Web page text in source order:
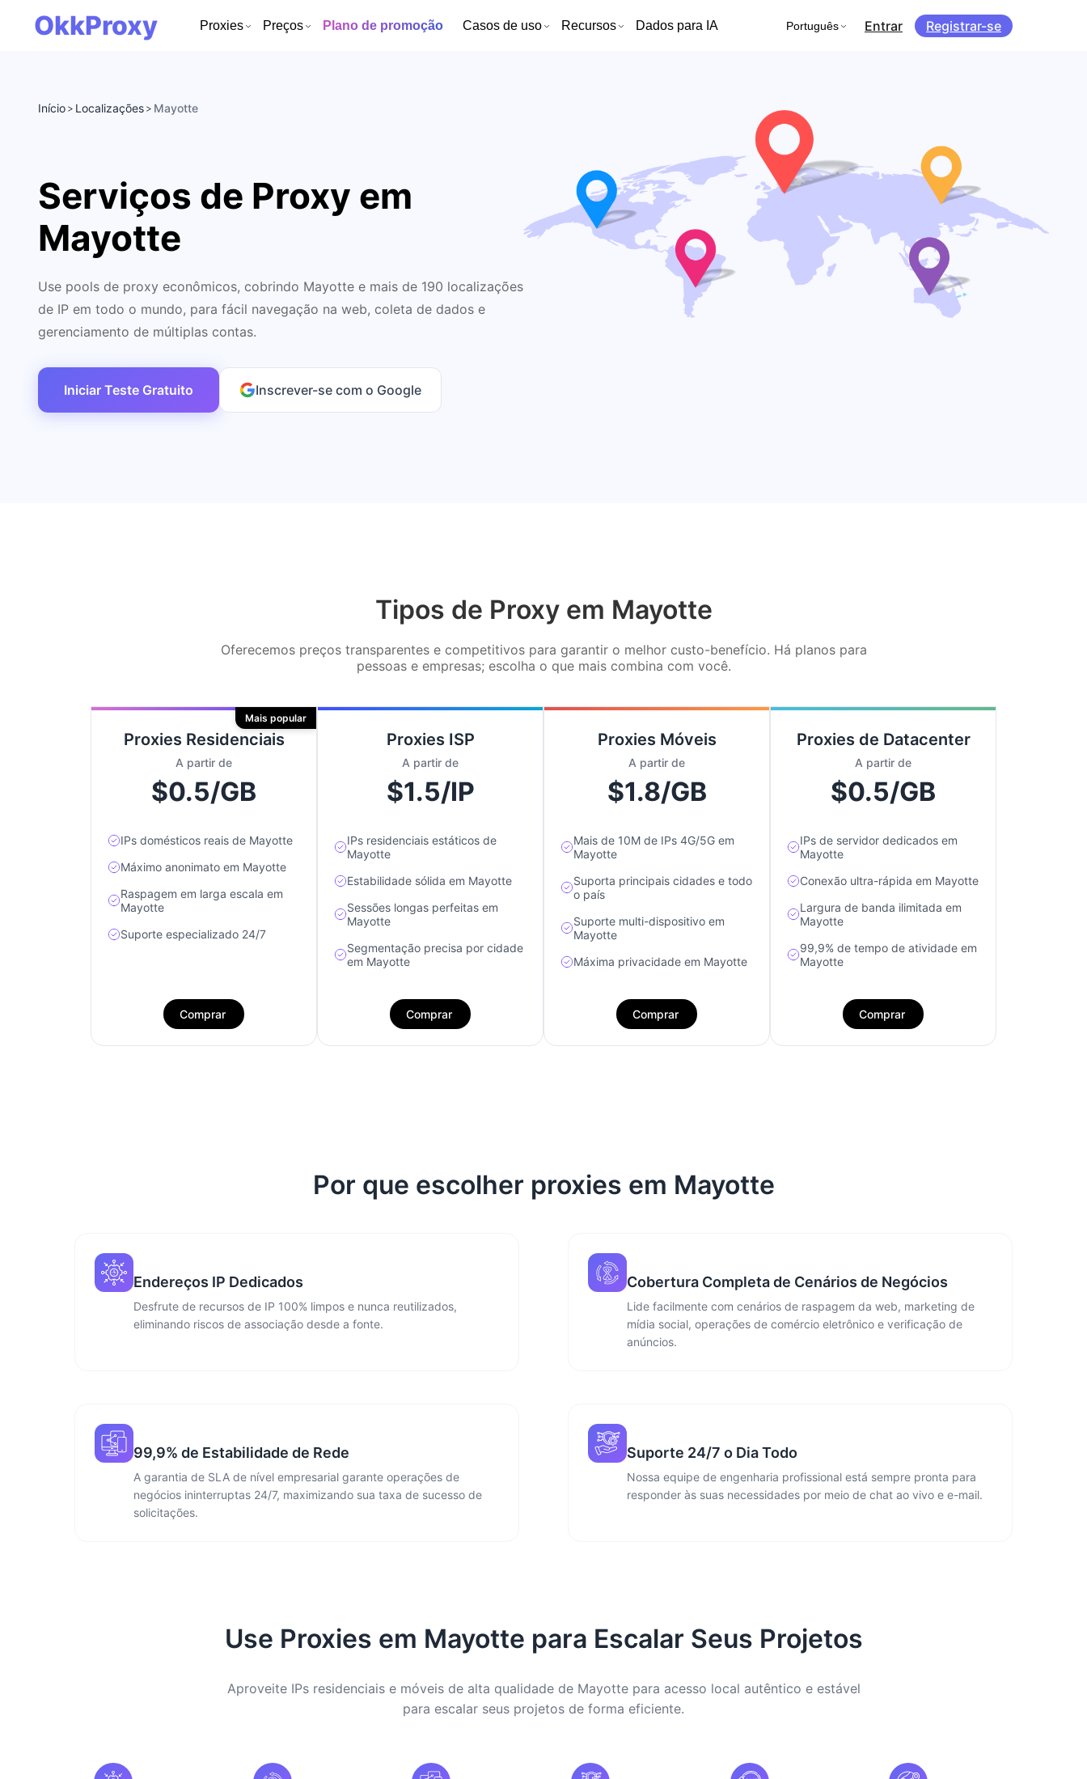
OkkProxy Proxies Preços Plano de promoção Casos de uso Recursos Dados para IA Português Entrar Registrar-se
Início > Localizações > Mayotte
Serviços de Proxy em
Mayotte
Use pools de proxy econômicos, cobrindo Mayotte e mais de 190 localizações
de IP em todo o mundo, para fácil navegação na web, coleta de dados e
gerenciamento de múltiplas contas.
Iniciar Teste Gratuito Inscrever-se com o Google
Tipos de Proxy em Mayotte
Oferecemos preços transparentes e competitivos para garantir o melhor custo-benefício. Há planos para
pessoas e empresas; escolha o que mais combina com você.
Proxies Residenciais
A partir de
$0.5/GB
IPs domésticos reais de Mayotte
Máximo anonimato em Mayotte
Raspagem em larga escala em
Mayotte
Suporte especializado 24/7
Mais popular
Comprar
Proxies ISP
A partir de
$1.5/IP
IPs residenciais estáticos de
Mayotte
Estabilidade sólida em Mayotte
Sessões longas perfeitas em
Mayotte
Segmentação precisa por cidade
em Mayotte
Comprar
Proxies Móveis
A partir de
$1.8/GB
Mais de 10M de IPs 4G/5G em
Mayotte
Suporta principais cidades e todo
o país
Suporte multi-dispositivo em
Mayotte
Máxima privacidade em Mayotte
Comprar
Proxies de Datacenter
A partir de
$0.5/GB
IPs de servidor dedicados em
Mayotte
Conexão ultra-rápida em Mayotte
Largura de banda ilimitada em
Mayotte
99,9% de tempo de atividade em
Mayotte
Comprar
Por que escolher proxies em Mayotte
Endereços IP Dedicados
Desfrute de recursos de IP 100% limpos e nunca reutilizados,
eliminando riscos de associação desde a fonte.
Cobertura Completa de Cenários de Negócios
Lide facilmente com cenários de raspagem da web, marketing de
mídia social, operações de comércio eletrônico e verificação de
anúncios.
99,9% de Estabilidade de Rede
A garantia de SLA de nível empresarial garante operações de
negócios ininterruptas 24/7, maximizando sua taxa de sucesso de
solicitações.
Suporte 24/7 o Dia Todo
Nossa equipe de engenharia profissional está sempre pronta para
responder às suas necessidades por meio de chat ao vivo e e-mail.
Use Proxies em Mayotte para Escalar Seus Projetos
Aproveite IPs residenciais e móveis de alta qualidade de Mayotte para acesso local autêntico e estável
para escalar seus projetos de forma eficiente.